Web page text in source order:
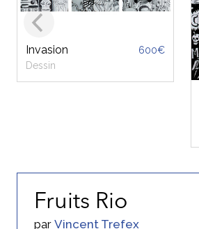
Invasion
Dessin
600€
Fruits Rio
par Vincent Trefex